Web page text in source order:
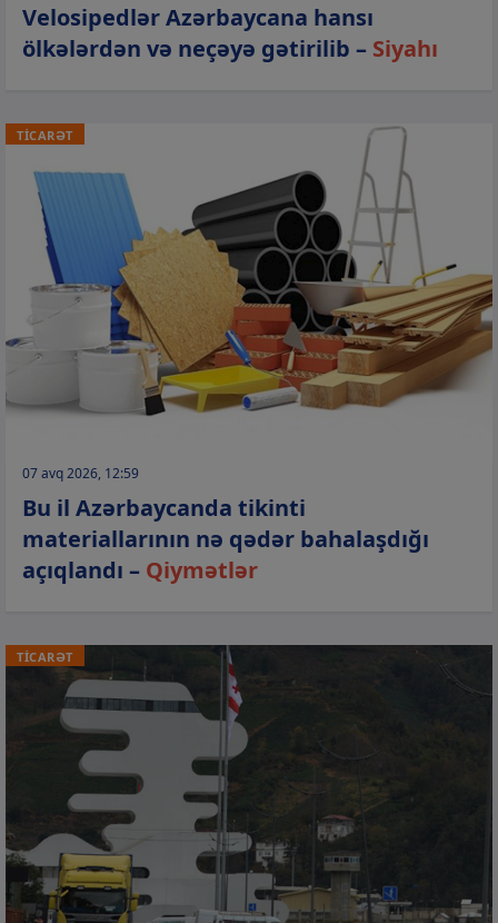
Velosipedlər Azərbaycana hansı
ölkələrdən və neçəyə gətirilib – Siyahı
TİCARƏT
07 avq 2026, 12:59
Bu il Azərbaycanda tikinti
materiallarının nə qədər bahalaşdığı
açıqlandı – Qiymətlər
TİCARƏT